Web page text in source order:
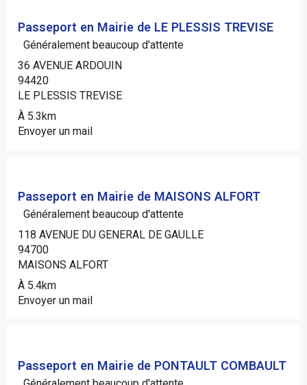
Passeport en Mairie de LE PLESSIS TREVISE
Généralement beaucoup d'attente
36 AVENUE ARDOUIN
94420
LE PLESSIS TREVISE
À 5.3km
Envoyer un mail
Passeport en Mairie de MAISONS ALFORT
Généralement beaucoup d'attente
118 AVENUE DU GENERAL DE GAULLE
94700
MAISONS ALFORT
À 5.4km
Envoyer un mail
Passeport en Mairie de PONTAULT COMBAULT